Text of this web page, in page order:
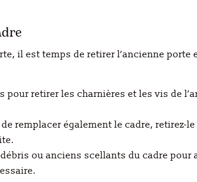
il est temps de retirer l’ancienne
retirer les charnières et les vis de
remplacer également le cadre,
ou anciens scellants du cadre